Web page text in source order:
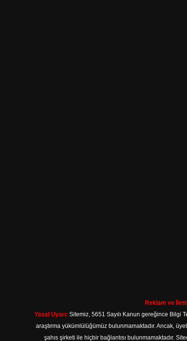
Reklam ve
Yasal Uyarı: Sitemiz, 5651 Sayılı Kanun gereğince Bilgi
araştırma yükümlülüğümüz bulunmamaktadır. Ancak,
şahıs şirketi ile hiçbir bağlantısı bulunmamaktadır.